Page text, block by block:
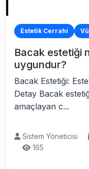
Estetik Cerrahi
Bacak estetiği
uygundur?
Bacak Estetiği:
Detay Bacak
amaçlayan c...
Sistem Yöneticisi
165